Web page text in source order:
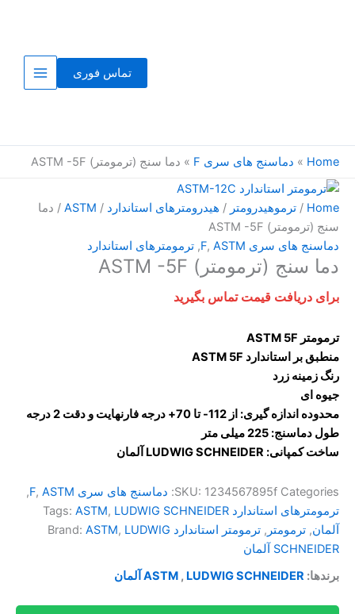
تماس فوری
Home
» دماسنج های سری F » دما سنج (ترمومتر) ASTM -5F
Home
/ ترموهیدرومتر / هیدرومترهای استاندارد /
ASTM / دما
سنج (ترمومتر) ASTM -5F
دماسنج های سری F
, ASTM
, ترمومترهای استاندارد
دما سنج (ترمومتر) ASTM -5F
برای دریافت قیمت تماس بگیرید
ترمومتر ASTM 5F
منطبق بر استاندارد ASTM 5F
رنگ زمینه زرد
جیوه ای
محدوده اندازه گیری: از 112- تا 70+ درجه فارنهایت و دقت 2 درجه
طول دماسنج: 225 میلی متر
ساخت کمپانی: LUDWIG SCHNEIDER آلمان​
SKU: 1234567895f Categories: دماسنج های سری F , ASTM
,
ترمومترهای استاندارد
Tags: ASTM, LUDWIG SCHNEIDER
آلمان, ترمومتر , ترمومتر استاندارد Brand: ASTM, LUDWIG
SCHNEIDER آلمان
برندها:
ASTM , LUDWIG SCHNEIDER آلمان